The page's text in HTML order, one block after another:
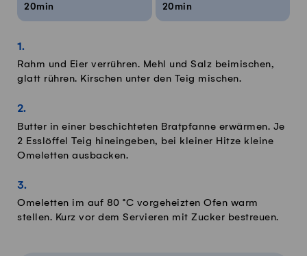
20min
20min
Rahm und Eier verrühren. Mehl und Salz beimischen,
glatt rühren. Kirschen unter den Teig mischen.
Butter in einer beschichteten Bratpfanne erwärmen. Je
2 Esslöffel Teig hineingeben, bei kleiner Hitze kleine
Omeletten ausbacken.
Omeletten im auf 80 °C vorgeheizten Ofen warm
stellen. Kurz vor dem Servieren mit Zucker bestreuen.